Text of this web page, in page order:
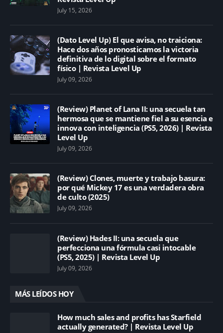
July 15, 2026
(Dato Level Up) El que avisa, no traiciona:
Hace dos años pronosticamos la victoria
definitiva de lo digital sobre el formato
físico | Revista Level Up
July 09, 2026
(Review) Planet of Lana II: una secuela tan
hermosa que se mantiene fiel a su esencia e
innova con inteligencia (PS5, 2026) | Revista
Level Up
July 09, 2026
(Review) Clones, muerte y trabajo basura:
por qué Mickey 17 es una verdadera obra
de culto (2025)
July 09, 2026
(Review) Hades II: una secuela que
perfecciona una fórmula casi intocable
(PS5, 2025) | Revista Level Up
July 09, 2026
MÁS LEÍDOS HOY
How much sales and profits has Starfield
actually generated? | Revista Level Up